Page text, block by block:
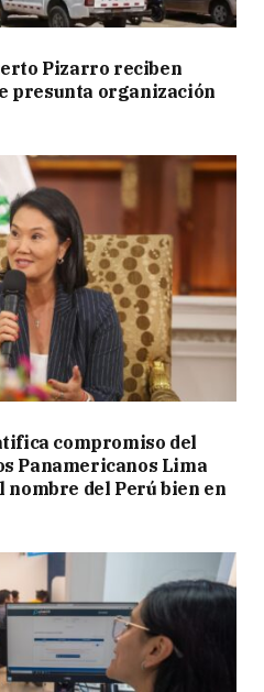
Pizarro reciben
presunta organización
compromiso del
Panamericanos Lima
nombre del Perú bien en